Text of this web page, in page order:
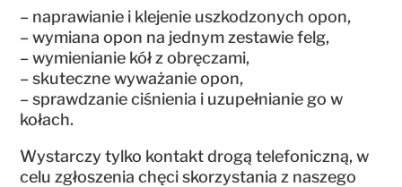
– naprawianie i klejenie uszkodzonych opon,
– wymiana opon na jednym zestawie felg,
– wymienianie kół z obręczami,
– skuteczne wyważanie opon,
– sprawdzanie ciśnienia i uzupełnianie go w
kołach.
Wystarczy tylko kontakt drogą telefoniczną, w
celu zgłoszenia chęci skorzystania z naszego